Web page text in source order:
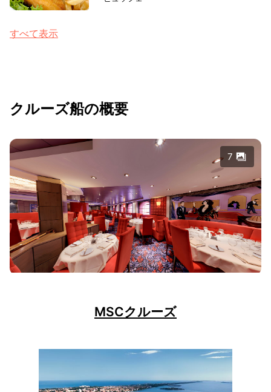
すべて表示
クルーズ船の概要
7
MSCクルーズ